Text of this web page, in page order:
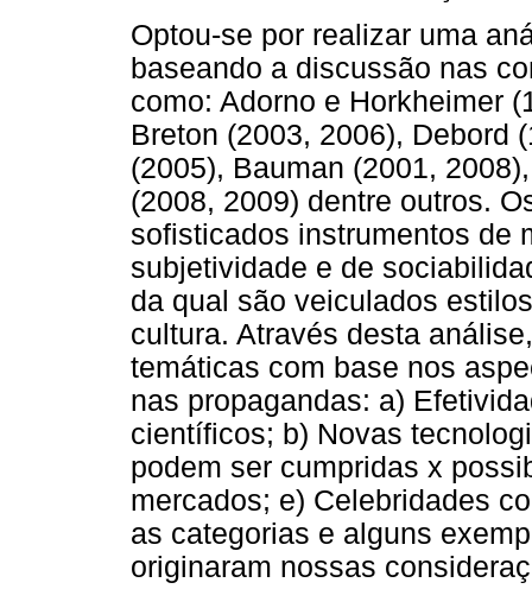
Optou-se por realizar uma
baseando a discussão nas
como: Adorno e Horkheimer
Breton (2003, 2006), Debord
(2005), Bauman (2001,
(2008, 2009) dentre outros.
sofisticados instrumentos de
subjetividade e de
da qual são veiculados
cultura. Através desta
temáticas com base nos
nas propagandas: a)
científicos; b) Novas
podem ser cumpridas x
mercados; e) Celebridades
as categorias e alguns
originaram nossas